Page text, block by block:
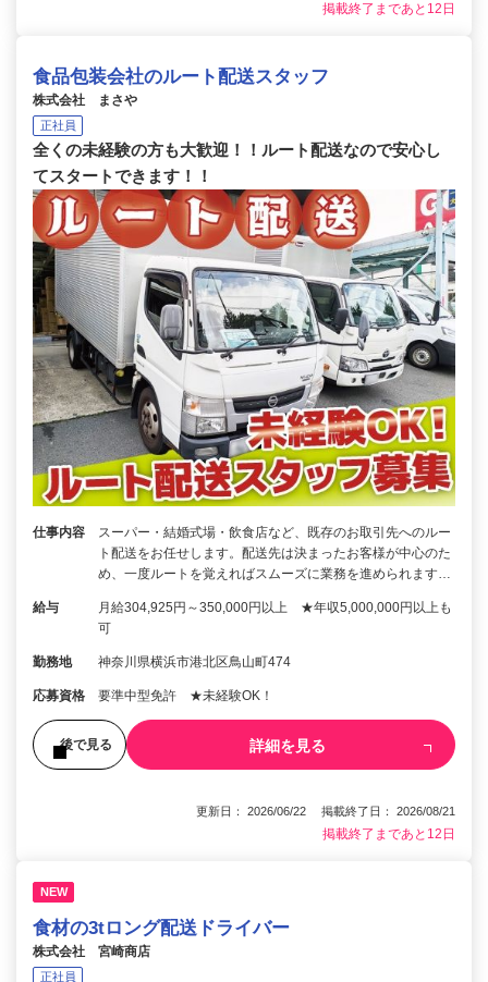
掲載終了まであと12日
食品包装会社のルート配送スタッフ
株式会社 まさや
正社員
全くの未経験の方も大歓迎！！ルート配送なので安心し
てスタートできます！！
仕事内容
スーパー・結婚式場・飲食店など、既存のお取引先へのルー
ト配送をお任せします。配送先は決まったお客様が中心のた
め、一度ルートを覚えればスムーズに業務を進められます…
給与
月給304,925円～350,000円以上 ★年収5,000,000円以上も
可
勤務地 神奈川県横浜市港北区鳥山町474
応募資格 要準中型免許 ★未経験OK！
後で見る 詳細を見る
更新日： 2026/06/22 掲載終了日： 2026/08/21
掲載終了まであと12日
NEW
食材の3tロング配送ドライバー
株式会社 宮崎商店
正社員